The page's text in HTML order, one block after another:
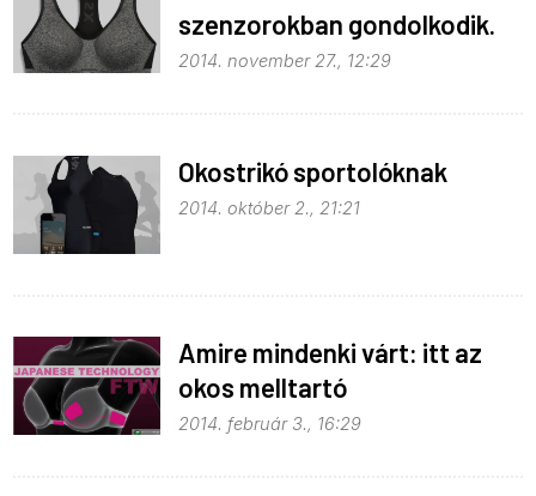
szenzorokban gondolkodik.
2014. november 27., 12:29
Okostrikó sportolóknak
2014. október 2., 21:21
Amire mindenki várt: itt az
okos melltartó
2014. február 3., 16:29